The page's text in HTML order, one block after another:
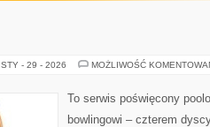
STY - 29 - 2026 MOŻLIWOŚĆ
To serwis poświęcony
bowlingowi – czterem